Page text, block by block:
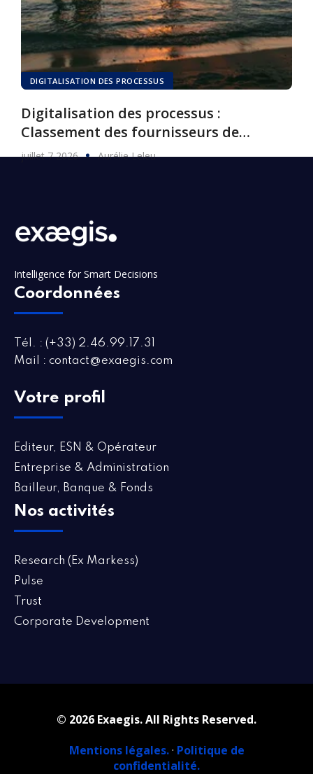
DIGITALISATION DES PROCESSUS
Digitalisation des processus :
Classement des fournisseurs de
logiciels, 2026
juillet 7 2026 Aurélie Leleu
Intelligence for Smart Decisions
Coordonnées
Tél. : (+33) 2.46.99.17.31
Mail : contact@exaegis.com
Votre profil
Editeur, ESN & Opérateur
Entreprise & Administration
Bailleur, Banque & Fonds
Nos activités
Research (Ex Markess)
Pulse
Trust
Corporate Development
© 2026 Exaegis. All Rights Reserved.
Mentions légales.· Politique de
confidentialité.